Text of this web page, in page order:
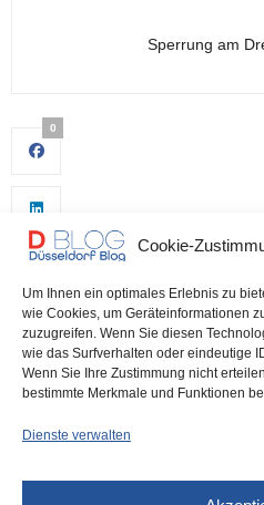
Cookie-
Um Ihnen ein optimales Erlebnis zu
wie Cookies, um Geräteinformationen
zuzugreifen. Wenn Sie diesen
wie das Surfverhalten oder eindeutige
Wenn Sie Ihre Zustimmung nicht
bestimmte Merkmale und Funktionen
Dienste verwalten
Sperrung am
0